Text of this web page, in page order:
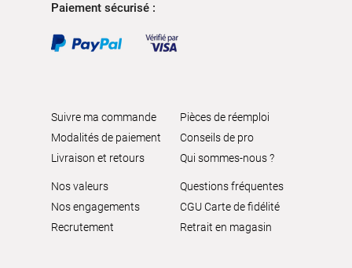
Paiement sécurisé :
Suivre ma commande
Modalités de paiement
Livraison et retours
Pièces de réemploi
Conseils de pro
Qui sommes-nous ?
Nos valeurs
Nos engagements
Recrutement
Questions fréquentes
CGU Carte de fidélité
Retrait en magasin